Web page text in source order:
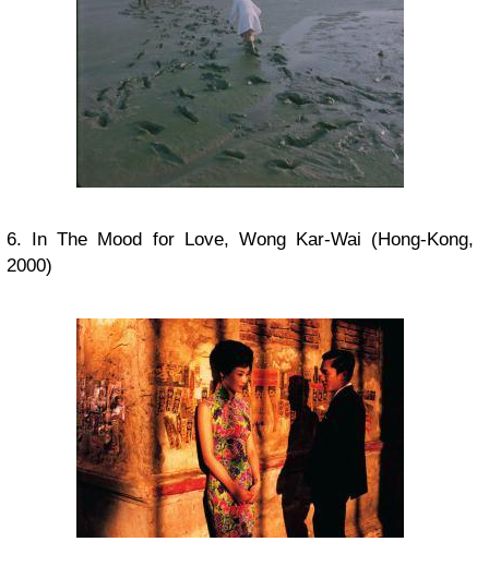
6. In The Mood for Love, Wong Kar-Wai (Hong-Kong,
2000)